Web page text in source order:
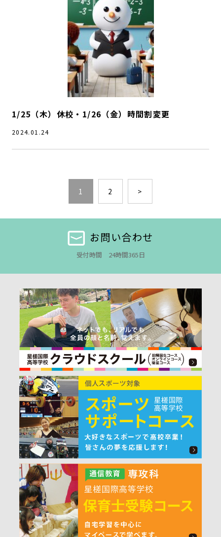
1/25（木）休校・1/26（金）時間割変更
2024.01.24
1 2 >
お問い合わせ
受付時間 24時間365日